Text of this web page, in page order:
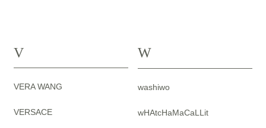
V
VERA WANG
VERSACE
W
washiwo
wHAtcHaMaCaLLit